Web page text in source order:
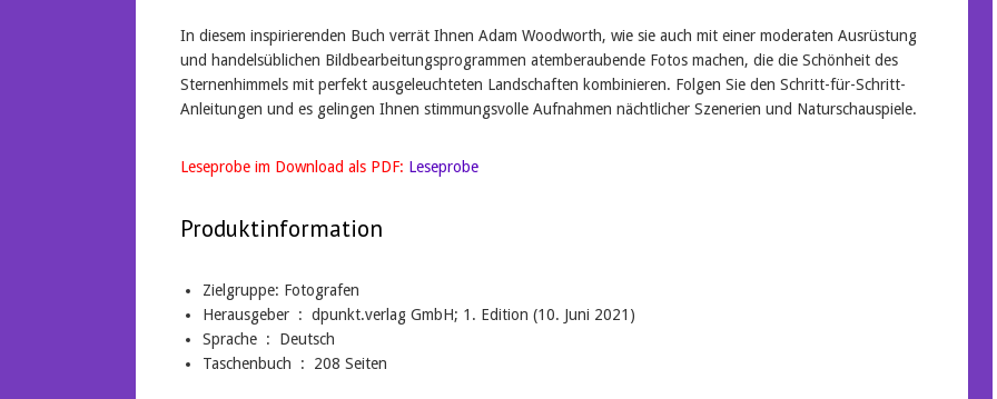
In diesem inspirierenden Buch verrät Ihnen Adam Woodworth, wie sie auch mit einer moderaten Ausrüstung
und handelsüblichen Bildbearbeitungsprogrammen atemberaubende Fotos machen, die die Schönheit des
Sternenhimmels mit perfekt ausgeleuchteten Landschaften kombinieren. Folgen Sie den Schritt-für-Schritt-
Anleitungen und es gelingen Ihnen stimmungsvolle Aufnahmen nächtlicher Szenerien und Naturschauspiele.
Leseprobe im Download als PDF: Leseprobe
Produktinformation
Zielgruppe: Fotografen
Herausgeber ‏ : ‎ dpunkt.verlag GmbH; 1. Edition (10. Juni 2021)
Sprache ‏ : ‎ Deutsch
Taschenbuch ‏ : ‎ 208 Seiten